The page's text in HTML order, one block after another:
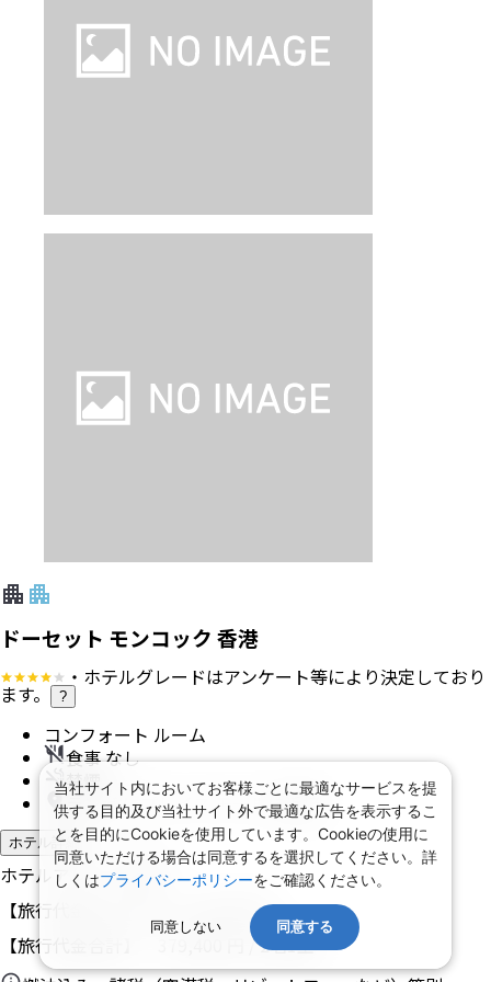
ドーセット モンコック 香港
・ホテルグレードはアンケート等により決定しており
ます。 ?
コンフォート ルーム
食事 なし
禁煙
ランガム プレイス モールに近接
ホテル詳細
ホテルアレンジ可
【旅行代金】大人1名
円
【旅行代金合計】
/2名1室
当社サイト内においてお客様ごとに最適なサービスを提
供する目的及び当社サイト外で最適な広告を表示するこ
とを目的にCookieを使用しています。Cookieの使用に
同意いただける場合は同意するを選択してください。詳
しくはプライバシーポリシーをご確認ください。
同意しない 同意する